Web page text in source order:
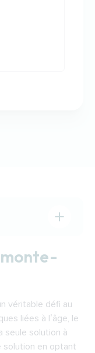
escalier
escaliers à
véritable défi au
liées à l’âge, le
seule solution à
solution en optant